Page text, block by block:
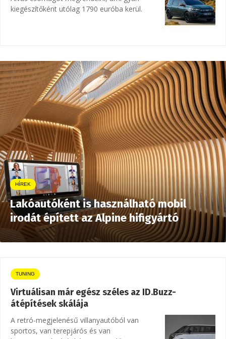
kiegészítőként utólag 1790 euróba kerül.
HÍREK
Lakóautóként is használható mobil
irodát épített az Alpine hifigyártó
TUNING
Virtuálisan már egész széles az ID.Buzz-
átépítések skálája
A retró-megjelenésű villanyautóból van
sportos, van terepjárós és van